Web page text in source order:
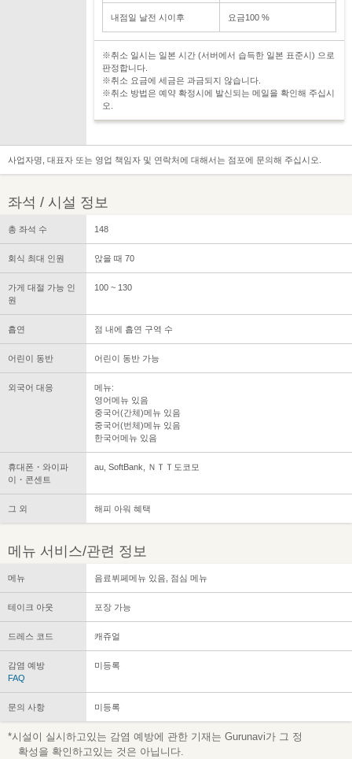
내점일 날전 시이후 요금100 %
※취소 일시는 일본 시간 (서버에서 습득한 일본 표준시) 으로
판정합니다.
※취소 요금에 세금은 과금되지 않습니다.
※취소 방법은 예약 확정시에 발신되는 메일을 확인해 주십시
오.
사업자명, 대표자 또는 영업 책임자 및 연락처에 대해서는 점포에 문의해 주십시오.
좌석 / 시설 정보
총 좌석 수 148
회식 최대 인원 앉을 때 70
가게 대절 가능 인
원
100 ~ 130
흡연 점 내에 흡연 구역 수
어린이 동반 어린이 동반 가능
외국어 대응
메뉴:
영어메뉴 있음
중국어(간체)메뉴 있음
중국어(번체)메뉴 있음
한국어메뉴 있음
휴대폰・와이파
이・콘센트
au, SoftBank, ＮＴＴ도코모
그 외 해피 아워 혜택
메뉴 서비스/관련 정보
메뉴 음료뷔페메뉴 있음, 점심 메뉴
테이크 아웃 포장 가능
드레스 코드 캐쥬얼
감염 예방
FAQ
미등록
문의 사항 미등록
*시설이 실시하고있는 감염 예방에 관한 기재는 Gurunavi가 그 정
확성을 확인하고있는 것은 아닙니다.